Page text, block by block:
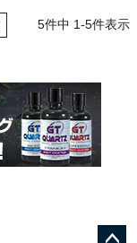
5件中 1-5件表示